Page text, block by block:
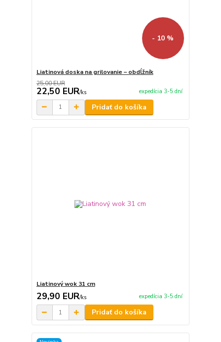
- 10 %
Liatinová doska na grilovanie – obdĺžník
25,00 EUR
22,50 EUR/ks expedícia 3-5 dní
Pridať do košíka
Liatinový wok 31 cm
29,90 EUR/ks expedícia 3-5 dní
Pridať do košíka